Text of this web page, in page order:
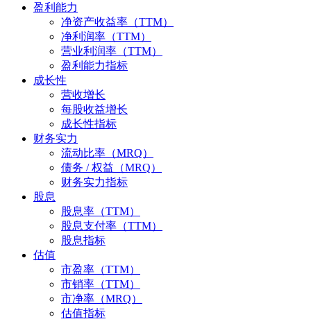
盈利能力
净资产收益率（TTM）
净利润率（TTM）
营业利润率（TTM）
盈利能力指标
成长性
营收增长
每股收益增长
成长性指标
财务实力
流动比率（MRQ）
债务 / 权益（MRQ）
财务实力指标
股息
股息率（TTM）
股息支付率（TTM）
股息指标
估值
市盈率（TTM）
市销率（TTM）
市净率（MRQ）
估值指标